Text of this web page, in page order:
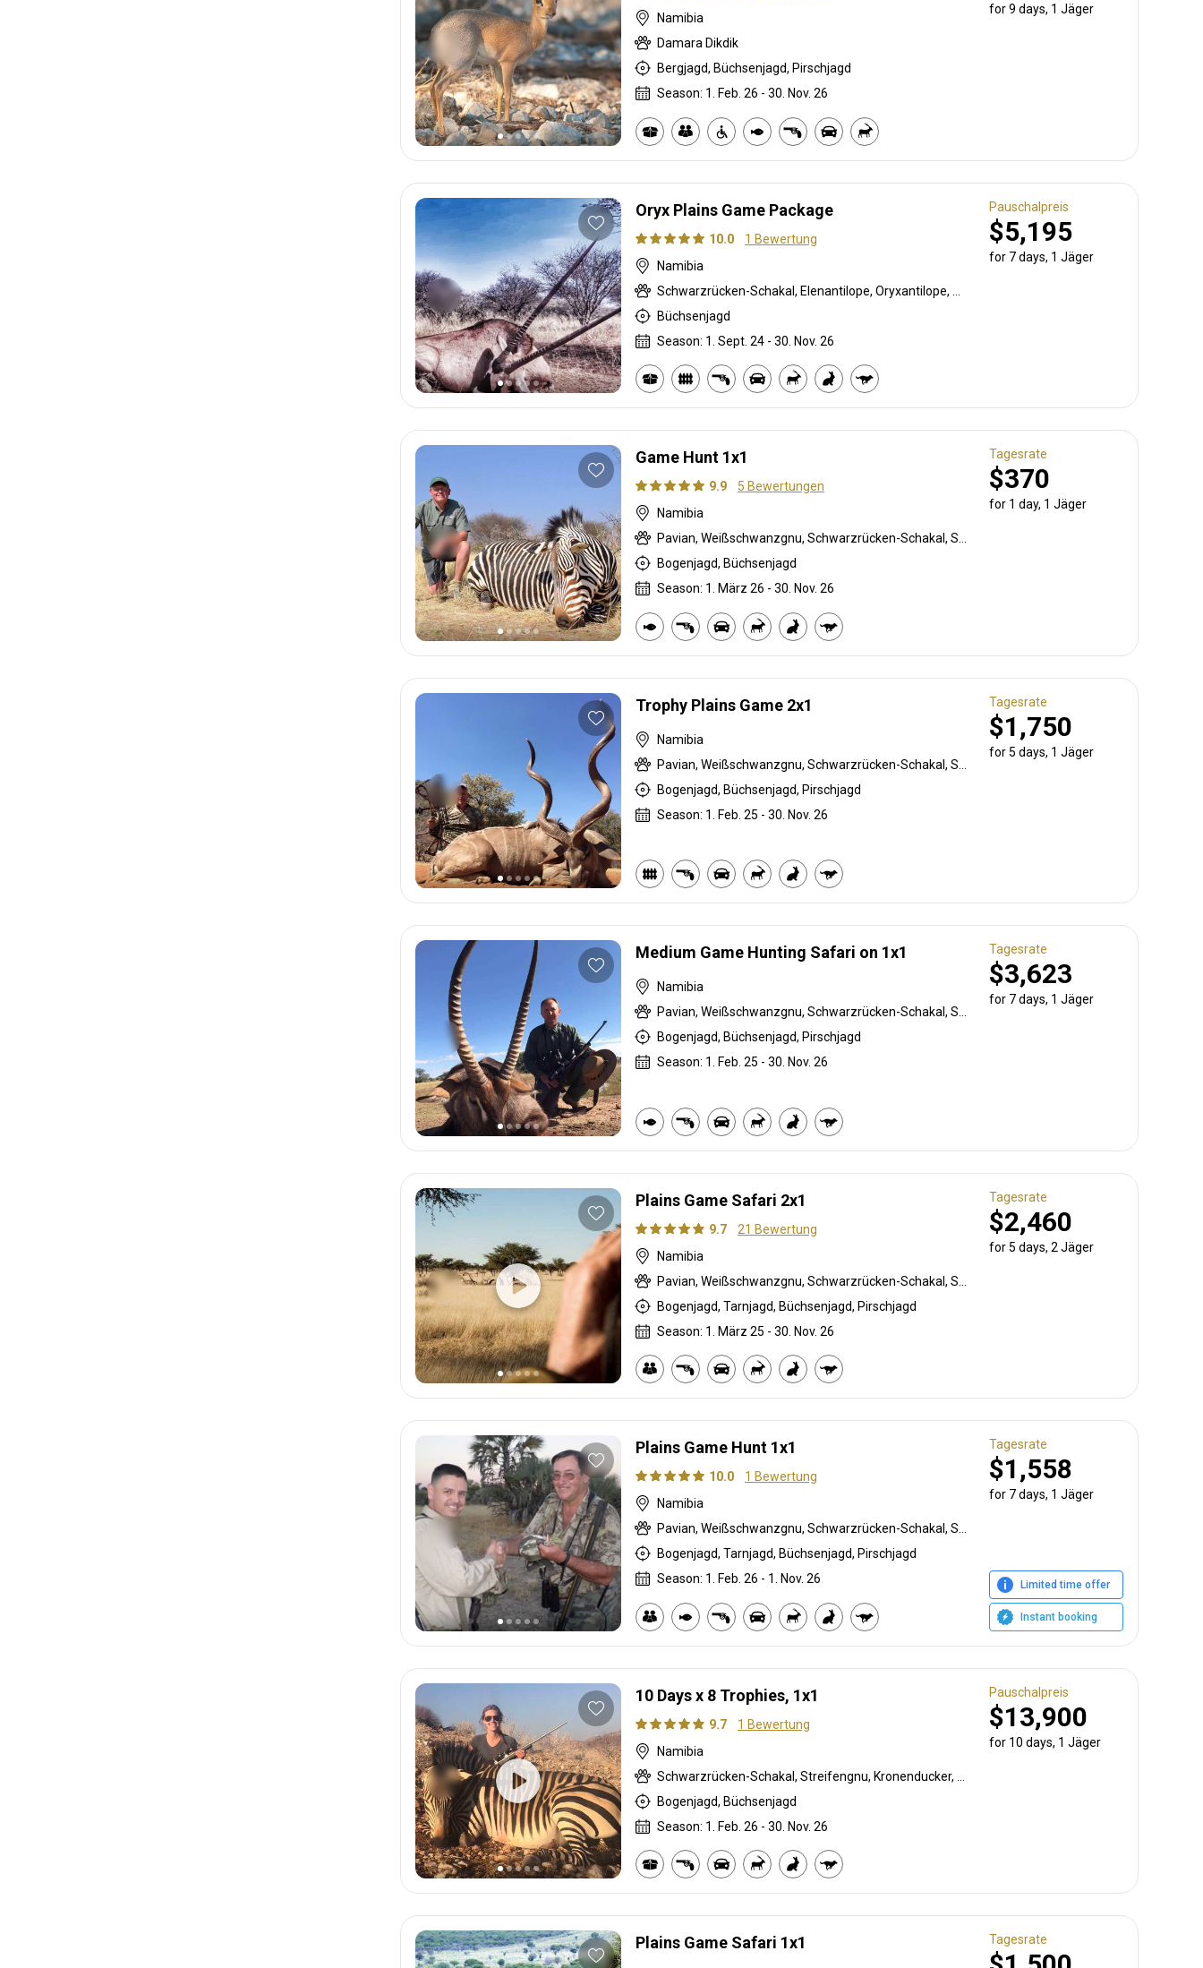
Namibia
Damara Dikdik
Bergjagd, Büchsenjagd, Pirschjagd
Season: 1. Feb. 26 - 30. Nov. 26
for 9 days, 1 Jäger
Oryx Plains Game Package
10.0
1 Bewertung
Namibia
Büchsenjagd
Season: 1. Sept. 24 - 30. Nov. 26
Pauschalpreis
$5,195
for 7 days, 1 Jäger
Game Hunt 1x1
9.9
5 Bewertungen
Namibia
Bogenjagd, Büchsenjagd
Season: 1. März 26 - 30. Nov. 26
Tagesrate
$370
for 1 day, 1 Jäger
Trophy Plains Game 2x1
Namibia
Bogenjagd, Büchsenjagd, Pirschjagd
Season: 1. Feb. 25 - 30. Nov. 26
Tagesrate
$1,750
for 5 days, 1 Jäger
Medium Game Hunting Safari on 1x1
Namibia
Bogenjagd, Büchsenjagd, Pirschjagd
Season: 1. Feb. 25 - 30. Nov. 26
Tagesrate
$3,623
for 7 days, 1 Jäger
Plains Game Safari 2x1
9.7
21 Bewertung
Namibia
Bogenjagd, Tarnjagd, Büchsenjagd, Pirschjagd
Season: 1. März 25 - 30. Nov. 26
Tagesrate
$2,460
for 5 days, 2 Jäger
Plains Game Hunt 1x1
10.0
1 Bewertung
Namibia
Bogenjagd, Tarnjagd, Büchsenjagd, Pirschjagd
Season: 1. Feb. 26 - 1. Nov. 26
Tagesrate
$1,558
for 7 days, 1 Jäger
Limited time offer
Instant booking
10 Days x 8 Trophies, 1x1
9.7
1 Bewertung
Namibia
Bogenjagd, Büchsenjagd
Season: 1. Feb. 26 - 30. Nov. 26
Pauschalpreis
$13,900
for 10 days, 1 Jäger
Plains Game Safari 1x1 Tagesrate